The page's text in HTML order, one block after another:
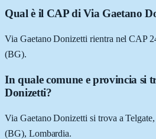
Qual è il CAP di Via Gaetano
Via Gaetano Donizetti rientra nel CAP
(BG).
In quale comune e provincia si
Donizetti?
Via Gaetano Donizetti si trova a
(BG), Lombardia.